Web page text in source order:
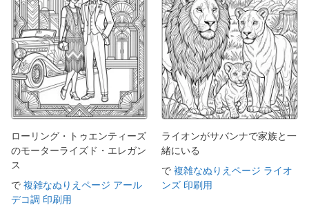
ローリング・トゥエンティーズ
のモーターライズド・エレガン
ス
で 複雑なぬりえページ アール
デコ調 印刷用
ライオンがサバンナで家族と一
緒にいる
で 複雑なぬりえページ ライオ
ンズ 印刷用